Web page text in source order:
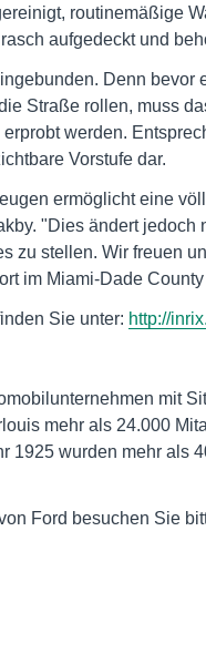
routinemäßige
aufgedeckt und
Denn bevor
Straße rollen, muss
werden.
Vorstufe dar.
ermöglicht eine
"Dies ändert jedoch
zu stellen. Wir freuen
im Miami-Dade
Sie unter: http://
mit
mehr als 24.000
1925 wurden mehr als
Ford besuchen Sie